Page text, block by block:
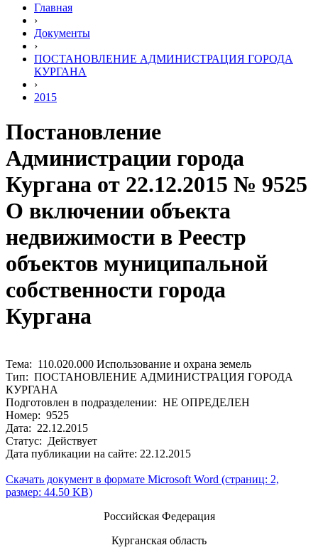
Главная
›
Документы
›
ПОСТАНОВЛЕНИЕ АДМИНИСТРАЦИЯ ГОРОДА
КУРГАНА
›
2015
Постановление
Администрации города
Кургана от 22.12.2015 № 9525
О включении объекта
недвижимости в Реестр
объектов муниципальной
собственности города
Кургана
Тема: 110.020.000 Использование и охрана земель
Тип: ПОСТАНОВЛЕНИЕ АДМИНИСТРАЦИЯ ГОРОДА
КУРГАНА
Подготовлен в подразделении: НЕ ОПРЕДЕЛЕН
Номер: 9525
Дата: 22.12.2015
Статус: Действует
Дата публикации на сайте: 22.12.2015
Скачать документ в формате Microsoft Word (страниц: 2,
размер: 44.50 KB)
Российская Федерация
Курганская область